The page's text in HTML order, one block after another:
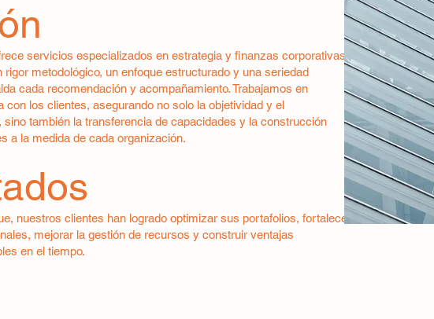
servicios especializados en estrategia y finanzas corporativas,
metodológico, un enfoque estructurado y una seriedad
cada recomendación y acompañamiento. Trabajamos en
con los clientes, asegurando no solo la objetividad y el
sino también la transferencia de capacidades y la construcción
a la medida de cada organización.
nuestros clientes han logrado optimizar sus portafolios, fortalecer
mejorar la gestión de recursos y construir ventajas
en el tiempo.